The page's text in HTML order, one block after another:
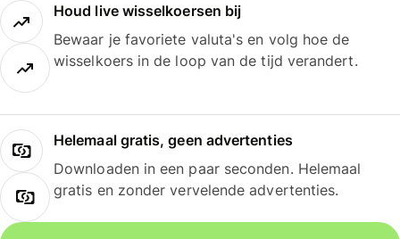
Houd live wisselkoersen bij
Bewaar je favoriete valuta's en volg hoe de
wisselkoers in de loop van de tijd verandert.
Helemaal gratis, geen advertenties
Downloaden in een paar seconden. Helemaal
gratis en zonder vervelende advertenties.